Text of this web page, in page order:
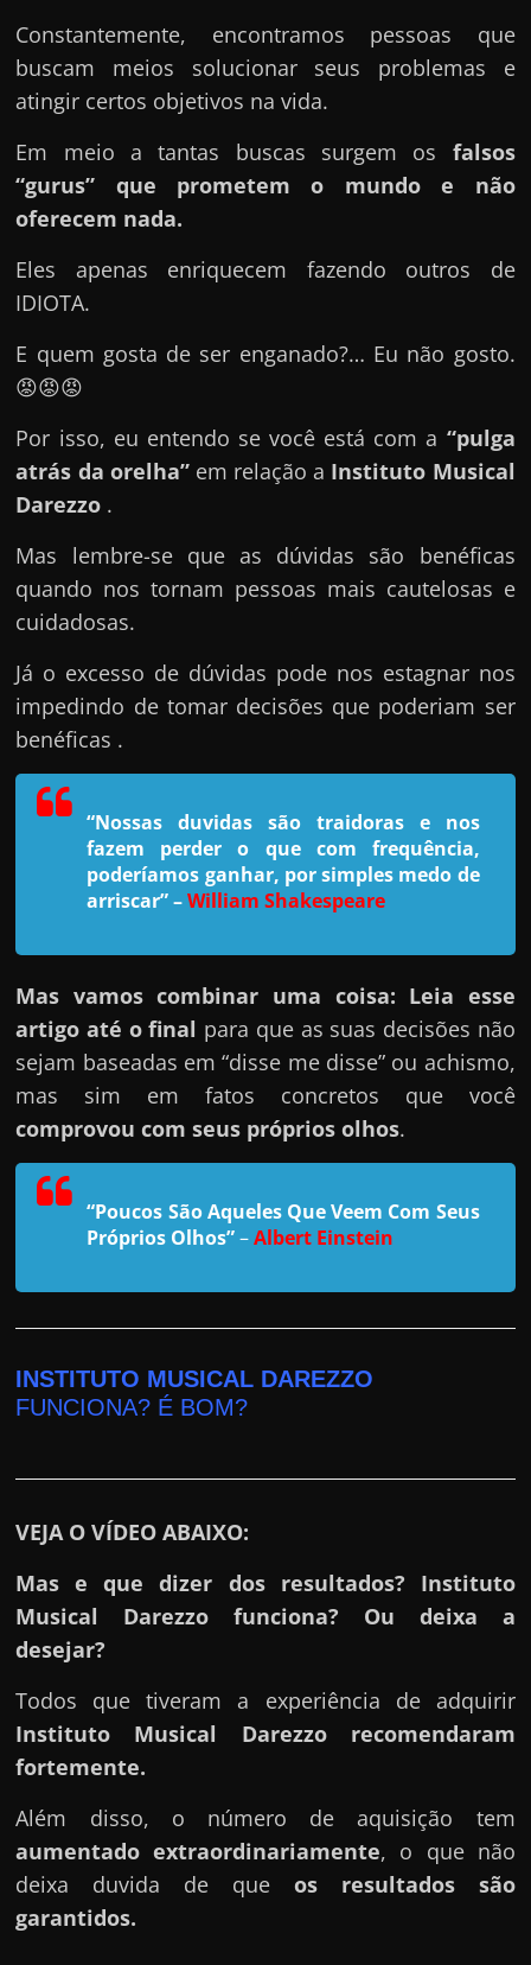
e
f
e
c
h
a
o
?
e
n
s
a
n
o
e
m
c
o
m
o
u
m
d
i
n
h
e
x
t
J
e
s
o
u
m
g
a
n
Constantemente, encontramos pessoas que
buscam meios solucionar seus problemas e
atingir certos objetivos na vida.
Em meio a tantas buscas surgem os falsos
“gurus” que prometem o mundo e não
oferecem nada.
Eles apenas enriquecem fazendo outros de
IDIOTA.
E quem gosta de ser enganado?… Eu não gosto.
😡😡😡
Por isso, eu entendo se você está com a “pulga
atrás da orelha”em relação a Instituto Musical
Darezzo .
Mas lembre-se que as dúvidas são benéficas
quando nos tornam pessoas mais cautelosas e
cuidadosas.
Já o excesso de dúvidas pode nos estagnar nos
impedindo de tomar decisões que poderiam ser
benéficas .
“Nossas duvidas são traidoras e nos
fazem perder o que com frequência,
poderíamos ganhar, por simples medo de
arriscar”–William Shakespeare
Mas vamos combinar uma coisa: Leia esse
artigo até o final para que as suas decisões não
sejam baseadas em “disse me disse” ou achismo,
mas sim em fatos concretos que você
comprovou com seus próprios olhos.
“Poucos São Aqueles Que Veem Com Seus
Próprios Olhos”–Albert Einstein
INSTITUTO MUSICAL DAREZZO
FUNCIONA? É BOM?
VEJA O VÍDEO ABAIXO:
Mas e que dizer dos resultados? Instituto
Musical Darezzo funciona? Ou deixa a
desejar?
Todos que tiveram a experiência de adquirir
Instituto Musical Darezzo recomendaram
fortemente.
Além disso, o número de aquisição tem
aumentado extraordinariamente, o que não
deixa duvida de que os resultados são
garantidos.